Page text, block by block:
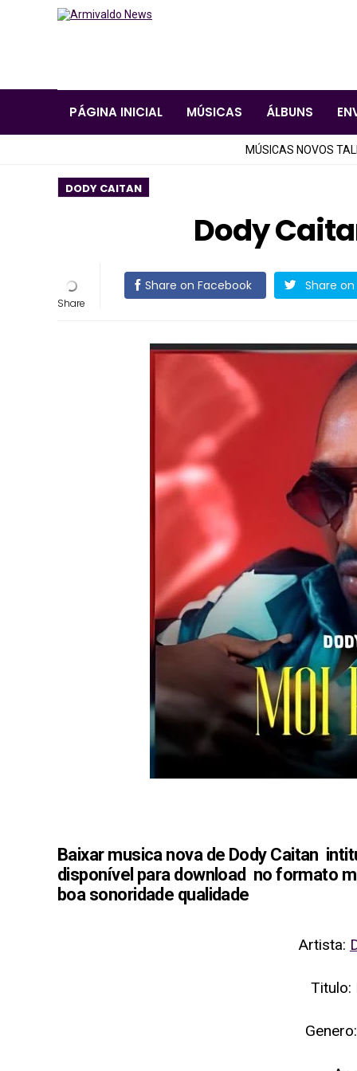
PÁGINA INICIAL MÚSICAS ÁLBUNS
MÚSICAS NOVOS
DODY CAITAN
Dody
Share on Facebook Share
Baixar musica nova de Dody Caitan
disponível para download no formato
boa sonoridade qualidade
Artista:
Titulo: